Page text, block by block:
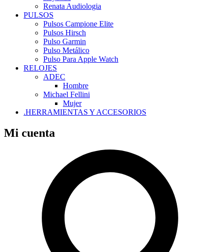
Renata Audiologia
PULSOS
Pulsos Campione Elite
Pulsos Hirsch
Pulso Garmin
Pulso Metálico
Pulso Para Apple Watch
RELOJES
ADEC
Hombre
Michael Fellini
Mujer
.HERRAMIENTAS Y ACCESORIOS
Mi cuenta